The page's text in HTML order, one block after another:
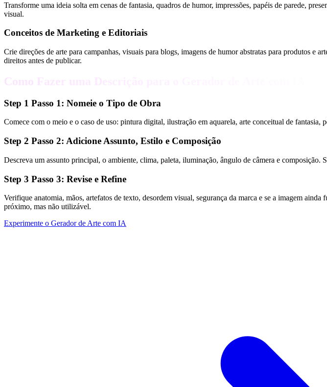
Transforme uma ideia solta em cenas de fantasia, quadros de humor, impressões, papéis de parede,
visual.
Conceitos de Marketing e Editoriais
Crie direções de arte para campanhas, visuais para blogs, imagens de humor abstratas para produtos e
direitos antes de publicar.
Como Fazer uma Descrição para o Gerador de Arte com IA
Step 1 Passo 1: Nomeie o Tipo de Obra
Comece com o meio e o caso de uso: pintura digital, ilustração em aquarela, arte conceitual de fantasia,
Step 2 Passo 2: Adicione Assunto, Estilo e Composição
Descreva um assunto principal, o ambiente, clima, paleta, iluminação, ângulo de câmera e composição.
Step 3 Passo 3: Revise e Refine
Verifique anatomia, mãos, artefatos de texto, desordem visual, segurança da marca e se a imagem
próximo, mas não utilizável.
Experimente o Gerador de Arte com IA